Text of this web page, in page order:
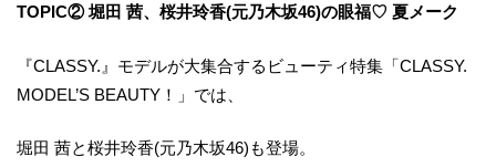
TOPIC② 堀田 茜、桜井玲香(元乃木坂46)の眼福♡ 夏メーク
『CLASSY.』モデルが大集合するビューティ特集「CLASSY.
MODEL’S BEAUTY！」では、
堀田 茜と桜井玲香(元乃木坂46)も登場。